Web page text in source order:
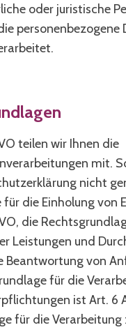
oder juristische
personenbezogene
teilen wir Ihnen die
mit.
nicht
die Einholung von
die
Leistungen und
von
für die
ist Art. 6
für die Verarbeitung